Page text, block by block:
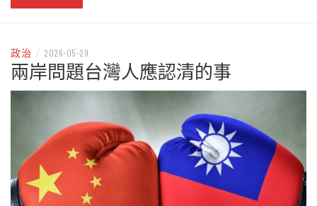
政治 / 2026-05-29
兩岸問題台灣人應認清的事